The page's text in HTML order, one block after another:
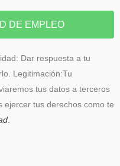
DE EMPLEO
Dar respuesta a tu
Legitimación:Tu
tus datos a terceros
ejercer tus derechos como te